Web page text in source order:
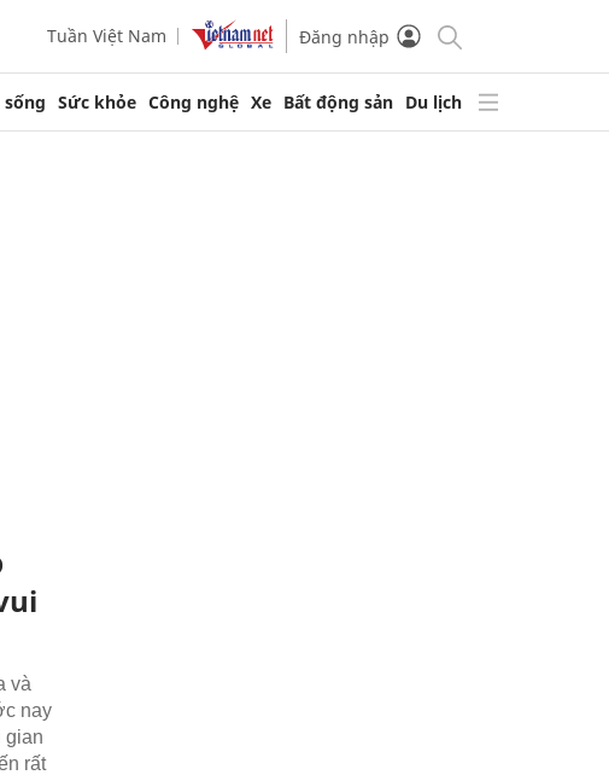
Tuần Việt Nam Đăng nhập
Sức khỏe Công nghệ Xe Bất động sản Du lịch
và
nay
gian
rất